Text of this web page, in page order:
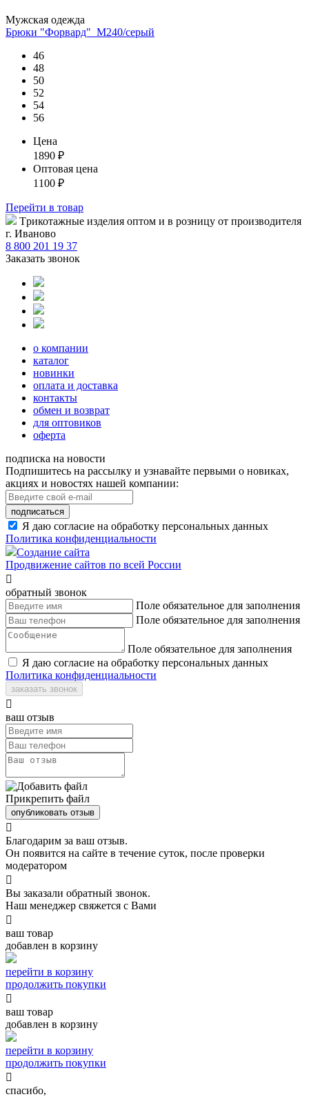
Мужская одежда
Брюки "Форвард"_М240/серый
46
48
50
52
54
56
Цена
1890 ₽
Оптовая цена
1100 ₽
Перейти в товар
Tрикотажные изделия оптом и в розницу от производителя
г. Иваново
8 800 201 19 37
Заказать звонок
о компании
каталог
новинки
оплата и доставка
контакты
обмен и возврат
для оптовиков
оферта
подписка на новости
Подпишитесь на рассылку и узнавайте первыми о новиках,
акциях и новостях нашей компании:
подписаться
Я даю согласие на обработку персональных данных
Политика конфиденциальности
Создание сайта
Продвижение сайтов по всей России

обратный звонок
Поле обязательное для заполнения
Поле обязательное для заполнения
Поле обязательное для заполнения
Я даю согласие на обработку персональных данных
Политика конфиденциальности
заказать звонок

ваш отзыв
Прикрепить файл
опубликовать отзыв

Благодарим за ваш отзыв.
Он появится на сайте в течение суток, после проверки
модератором

Вы заказали обратный звонок.
Наш менеджер свяжется с Вами

ваш товар
добавлен в корзину
перейти в корзину
продолжить покупки

ваш товар
добавлен в корзину
перейти в корзину
продолжить покупки

спасибо,